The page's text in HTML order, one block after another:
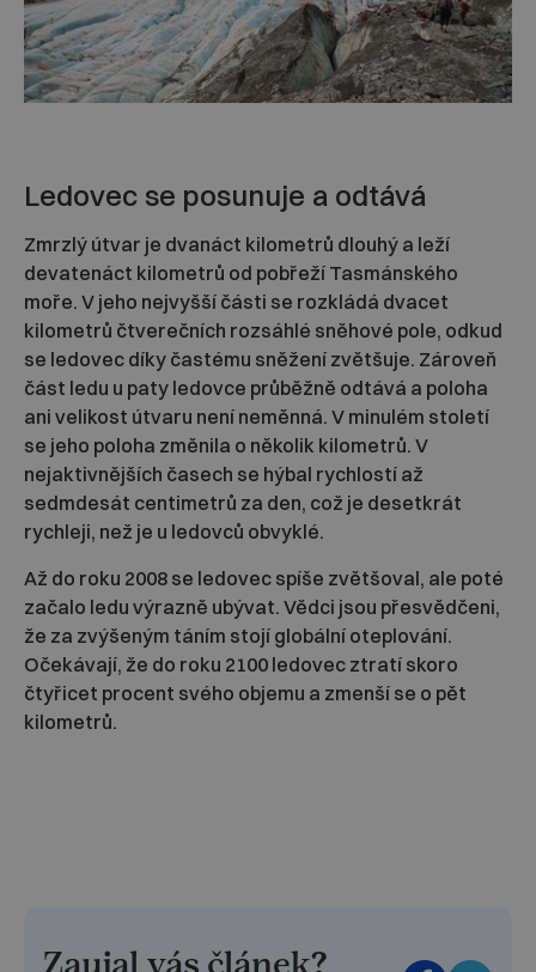
Ledovec se posunuje a odtává
Zmrzlý útvar je dvanáct kilometrů dlouhý a leží
devatenáct kilometrů od pobřeží Tasmánského
moře. V jeho nejvyšší části se rozkládá dvacet
kilometrů čtverečních rozsáhlé sněhové pole, odkud
se ledovec díky častému sněžení zvětšuje. Zároveň
část ledu u paty ledovce průběžně odtává a poloha
ani velikost útvaru není neměnná. V minulém století
se jeho poloha změnila o několik kilometrů. V
nejaktivnějších časech se hýbal rychlostí až
sedmdesát centimetrů za den, což je desetkrát
rychleji, než je u ledovců obvyklé.
Až do roku 2008 se ledovec spíše zvětšoval, ale poté
začalo ledu výrazně ubývat. Vědci jsou přesvědčeni,
že za zvýšeným táním stojí globální oteplování.
Očekávají, že do roku 2100 ledovec ztratí skoro
čtyřicet procent svého objemu a zmenší se o pět
kilometrů.